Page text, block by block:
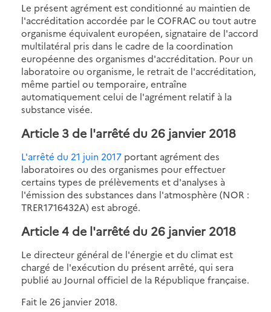
Le présent agrément est conditionné au maintien de
l'accréditation accordée par le COFRAC ou tout autre
organisme équivalent européen, signataire de l'accord
multilatéral pris dans le cadre de la coordination
européenne des organismes d'accréditation. Pour un
laboratoire ou organisme, le retrait de l'accréditation,
même partiel ou temporaire, entraîne
automatiquement celui de l'agrément relatif à la
substance visée.
Article 3 de l'arrêté du 26 janvier 2018
L'arrêté du 21 juin 2017 portant agrément des
laboratoires ou des organismes pour effectuer
certains types de prélèvements et d'analyses à
l'émission des substances dans l'atmosphère (NOR :
TRER1716432A) est abrogé.
Article 4 de l'arrêté du 26 janvier 2018
Le directeur général de l'énergie et du climat est
chargé de l'exécution du présent arrêté, qui sera
publié au Journal officiel de la République française.
Fait le 26 janvier 2018.